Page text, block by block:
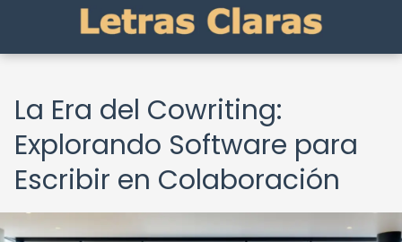
La Era del Cowriting:
Explorando Software para
Escribir en Colaboración